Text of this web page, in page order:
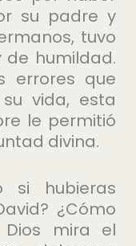
su padre y
tuvo
humildad.
errores que
vida, esta
le permitió
divina.
si hubieras
¿Cómo
Dios mira el